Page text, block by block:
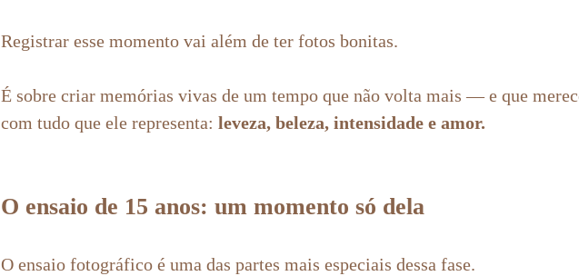
Registrar esse momento vai além de ter fotos bonitas.
É sobre criar memórias vivas de um tempo que não volta mais — e que
com tudo que ele representa: leveza, beleza, intensidade e amor.
O ensaio de 15 anos: um momento só dela
O ensaio fotográfico é uma das partes mais especiais dessa fase.